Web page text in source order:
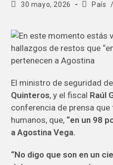
30 mayo, 2026 País /
El ministro de seguridad
Quinteros, y el fiscal Raúl
conferencia de prensa
humanos, que, “en un 98
a Agostina Vega.
“No digo que son en un